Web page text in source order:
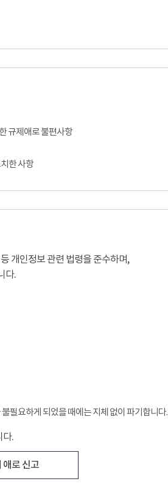
규제애로 불편사항
한 사항
개인정보 관련 법령을 준수하며,
다.
필요하게 되었을 때에는 지체 없이 파기합니다.
다.
애로 신고